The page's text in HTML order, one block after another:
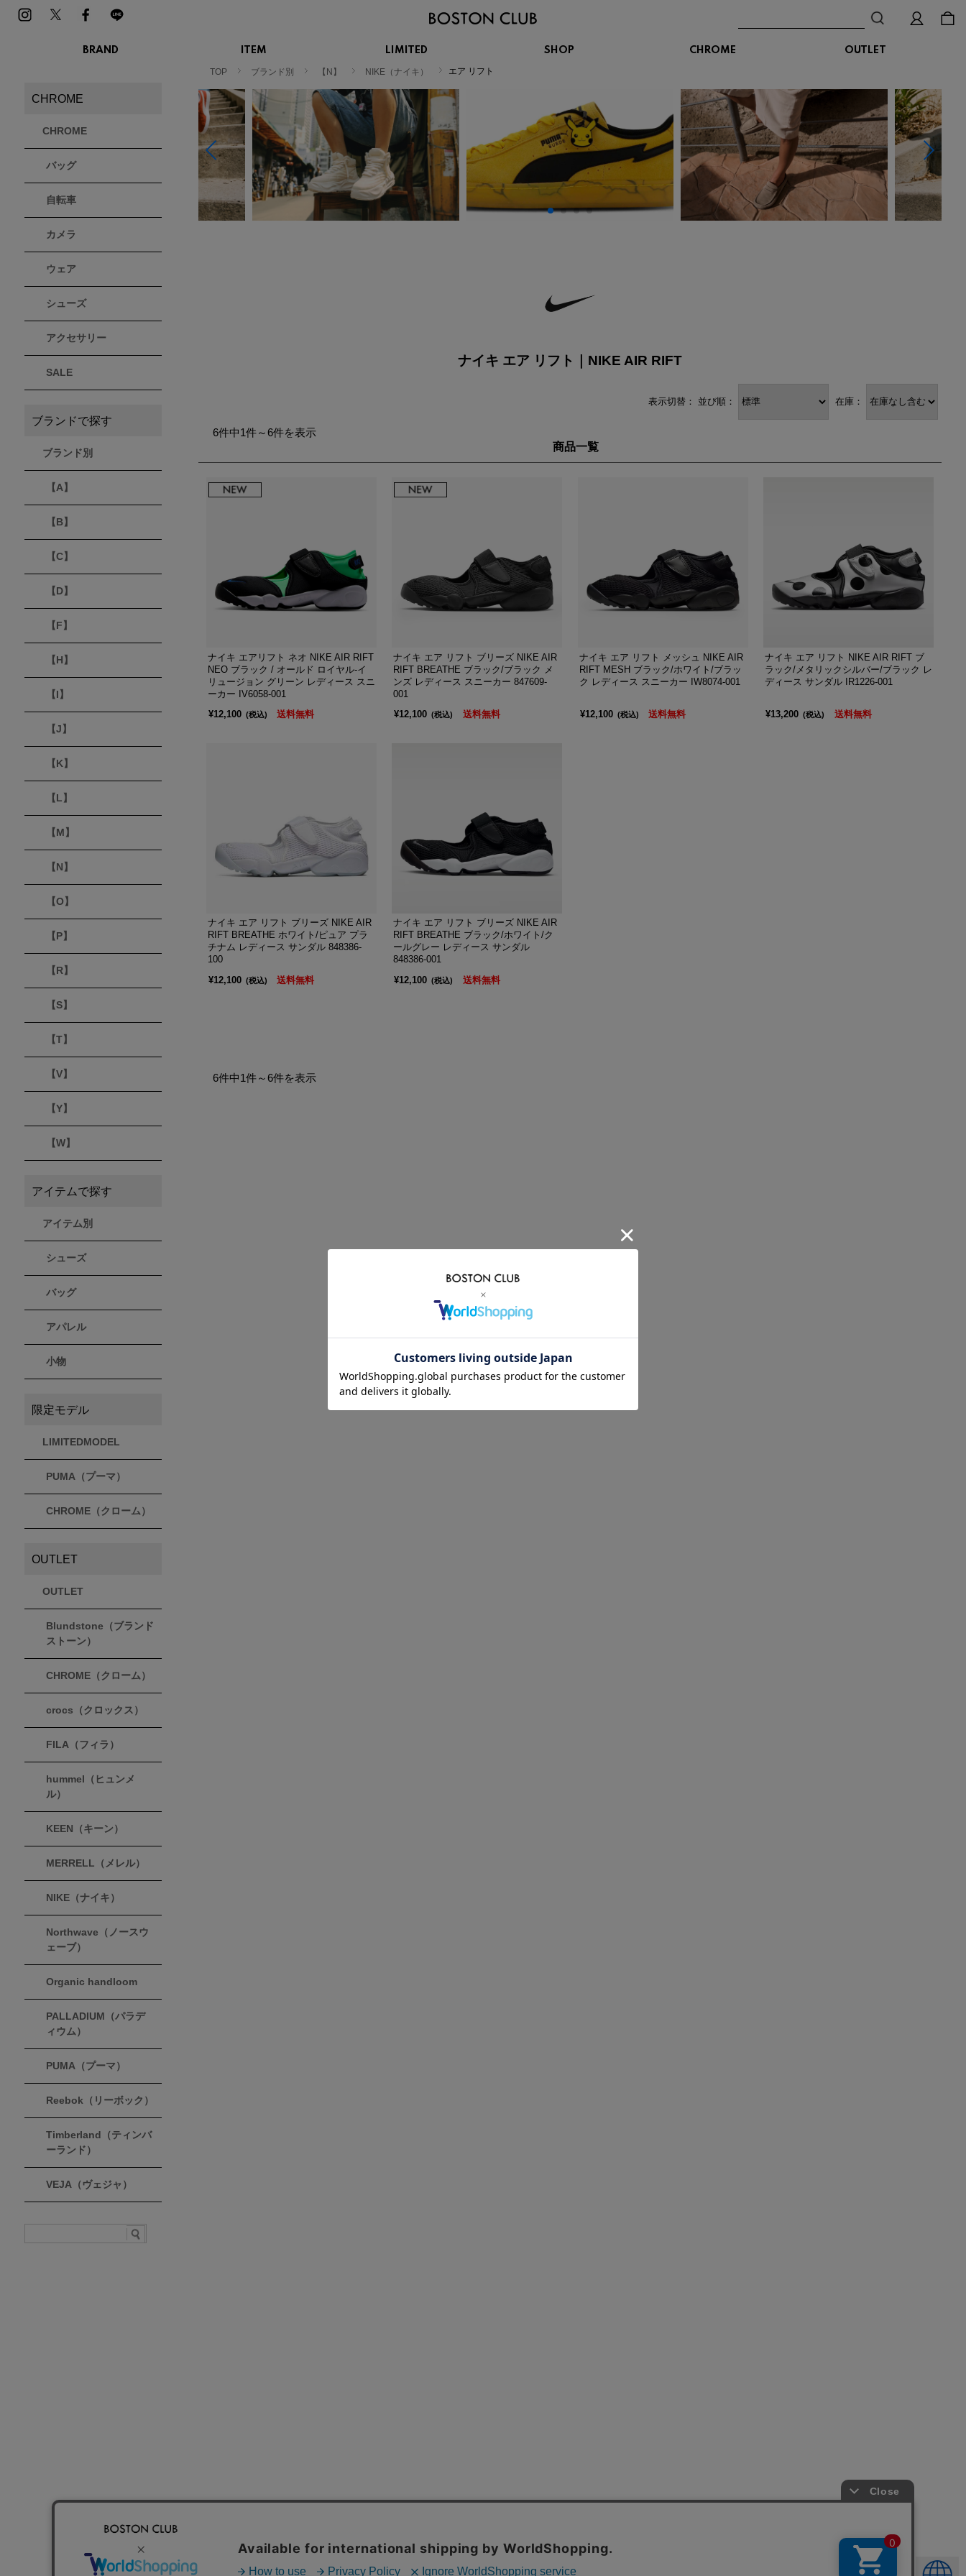
BRAND
BIRKENSTOCK
ビーエムゼット
BROOKS
ブルックス
CHROME
コトパクシ
crocs
クロックス
DESCENTE
デサント
DISTORTION
ディストーション
ドクターマーチン
Flower MOUNTAIN
フラワーマウンテン
hummel
ヒュンメル
イノヴェイト
KARHU
カルフ
キーン
MALIBUSANDALS
マリブサンダルズ
MERRELL
メレル
MIZUNO
MOUTH
native shoes
new balance
Organic handloom
PALLADIUM
PANTHER
パトリック
プロケッズ
THULE
ITEM
サンダル
トレッキングシューズ
アウター
パンツ
帽子
ソックス
アクセサリー
LADIES
スニーカー
サンダル
ブーツ
トレッキングシューズ
ルームシューズ
アウター
トップス
パンツ
ソックス
ボディバッグ
ショルダーバッグ
メッセンジャーバッグ
バックパック
トートバッグ
カメラバッグ
アクセサリー
LIMITED SHOP CHROME OUTLET
TOP ブランド別 【N】 NIKE（ナイキ） エア リフト
ナイキ エア リフト｜NIKE AIR RIFT
表示切替： 並び順： 在庫：
6件中1件～6件を表示
商品一覧
ナイキ エアリフト ネオ NIKE AIR RIFT
NEO ブラック / オールド ロイヤル-イ
リュージョン グリーン レディース スニ
ーカー IV6058-001
¥12,100 (税込) 送料無料
ナイキ エア リフト ブリーズ NIKE AIR
RIFT BREATHE ブラック/ブラック メ
ンズ レディース スニーカー 847609-
001
¥12,100 (税込) 送料無料
ナイキ エア リフト メッシュ NIKE AIR
RIFT MESH ブラック/ホワイト/ブラッ
ク レディース スニーカー IW8074-001
¥12,100 (税込) 送料無料
ナイキ エア リフト NIKE AIR RIFT ブ
ラック/メタリックシルバー/ブラック レ
ディース サンダル IR1226-001
¥13,200 (税込) 送料無料
ナイキ エア リフト ブリーズ NIKE AIR
RIFT BREATHE ホワイト/ピュア プラ
チナム レディース サンダル 848386-
100
¥12,100 (税込) 送料無料
ナイキ エア リフト ブリーズ NIKE AIR
RIFT BREATHE ブラック/ホワイト/ク
ールグレー レディース サンダル
848386-001
¥12,100 (税込) 送料無料
6件中1件～6件を表示
CHROME
CHROME
バッグ
自転車
カメラ
ウェア
シューズ
アクセサリー
SALE
ブランドで探す
ブランド別
【A】
【B】
【C】
【D】
【F】
【H】
【I】
【J】
【K】
【L】
【M】
【N】
【O】
【P】
【R】
【S】
【T】
【V】
【Y】
【W】
アイテムで探す
アイテム別
シューズ
バッグ
アパレル
小物
限定モデル
LIMITEDMODEL
PUMA（プーマ）
CHROME（クローム）
OUTLET
OUTLET
Blundstone（ブランド
ストーン）
CHROME（クローム）
crocs（クロックス）
FILA（フィラ）
hummel（ヒュンメ
ル）
KEEN（キーン）
MERRELL（メレル）
NIKE（ナイキ）
Northwave（ノースウ
ェーブ）
Organic handloom
PALLADIUM（パラデ
ィウム）
PUMA（プーマ）
Reebok（リーボック）
Timberland（ティンバ
ーランド）
VEJA（ヴェジャ）